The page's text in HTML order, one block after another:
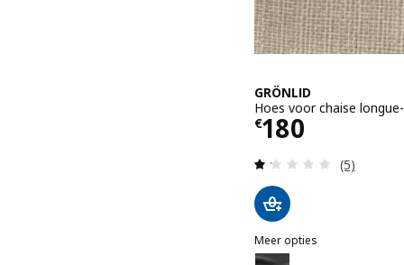
GRÖNLID
Hoes voor chaise
€180
Prijs € 180
(5)
Meer opties
GRÖNLID
Optie: GRÖNLID, Hoes